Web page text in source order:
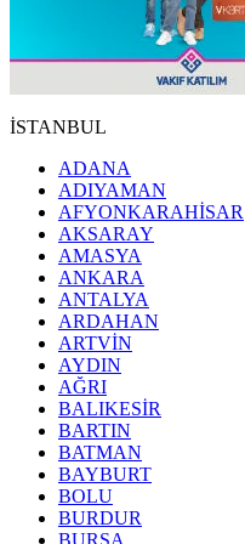
İSTANBUL
ADANA
ADIYAMAN
AFYONKARAHİSAR
AKSARAY
AMASYA
ANKARA
ANTALYA
ARDAHAN
ARTVİN
AYDIN
AĞRI
BALIKESİR
BARTIN
BATMAN
BAYBURT
BOLU
BURDUR